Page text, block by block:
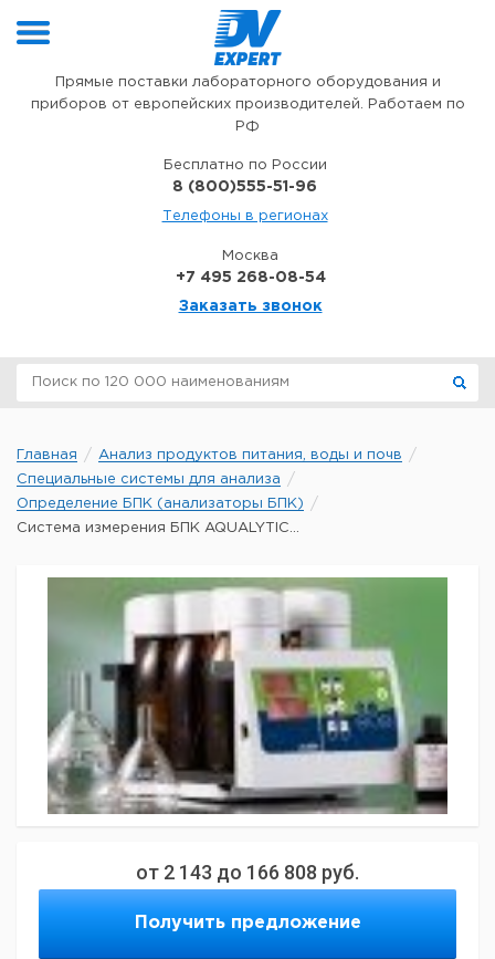
Прямые поставки лабораторного оборудования и
приборов от европейских производителей. Работаем по
РФ
Бесплатно по России
8 (800)555-51-96
Телефоны в регионах
Москва
+7 495 268-08-54
Заказать звонок
Главная
Анализ продуктов питания, воды и почв
Специальные системы для анализа
Определение БПК (анализаторы БПК)
Система измерения БПК AQUALYTIC...
от 2 143 до 166 808 руб.
Получить предложение